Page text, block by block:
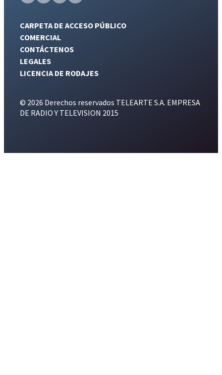
CARPETA DE ACCESO PÚBLICO
COMERCIAL
CONTÁCTENOS
LEGALES
LICENCIA DE RODAJES
© 2026 Derechos reservados TELEARTE S.A. EMPRESA
DE RADIO Y TELEVISION 2015